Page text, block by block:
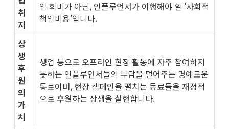
취
지
임 회비가 아닌, 인플루언서가 이행해야 할 '사회적
책임비용'입니다.​
상
생
후
원
의
가
치
생업 등으로 오프라인 현장 활동에 자주 참여하지
못하는 인플루언서들의 부담을 덜어주는 명예로운
통로이며, 현장 캠페인을 펼치는 동료들을 재정적
으로 후원하는 상생을 실현합니다.